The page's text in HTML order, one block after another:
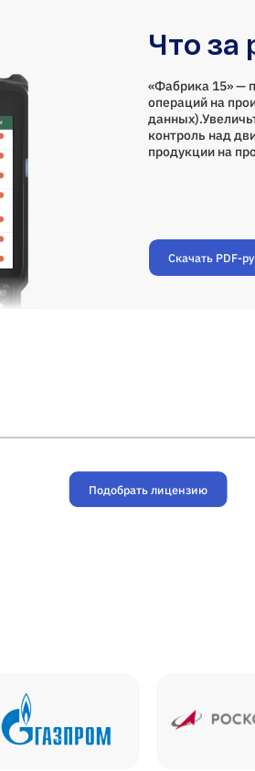
Что за
«Фабрика 15» —
операций на
контроль над
продукции на
Скачать PDF-
Подобрать лицензию